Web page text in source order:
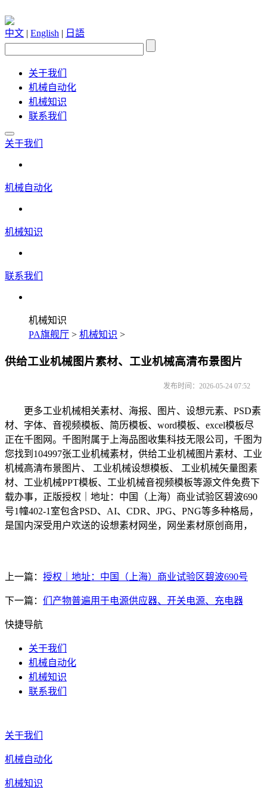
中文 | English | 日語
关于我们
机械自动化
机械知识
联系我们
关于我们
机械自动化
机械知识
联系我们
机械知识
PA旗舰厅 > 机械知识 >
供给工业机械图片素材、工业机械高清布景图片
发布时间：2026-05-24 07:52
更多工业机械相关素材、海报、图片、设想元素、PSD素
材、字体、音视频模板、简历模板、word模板、excel模板尽
正在千图网。千图附属于上海品图收集科技无限公司，千图为
您找到104997张工业机械素材，供给工业机械图片素材、工业
机械高清布景图片、 工业机械设想模板、 工业机械矢量图素
材、工业机械PPT模板、工业机械音视频模板等源文件免费下
载办事，正版授权｜地址：中国（上海）商业试验区碧波690
号1幢402-1室包含PSD、AI、CDR、JPG、PNG等多种格局，
是国内深受用户欢送的设想素材网坐，网坐素材原创商用，
上一篇： 授权｜地址：中国（上海）商业试验区碧波690号
下一篇： 们产物普遍用于电源供应器、开关电源、充电器
快捷导航
关于我们
机械自动化
机械知识
联系我们
关于我们
机械自动化
机械知识